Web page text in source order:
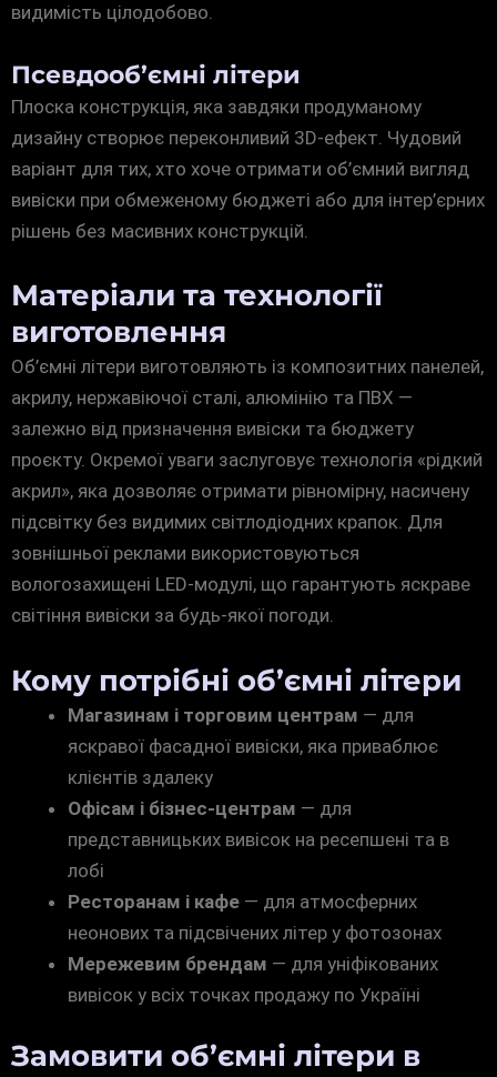
видимість цілодобово.
Псевдооб’ємні літери
Плоска конструкція, яка завдяки продуманому
дизайну створює переконливий 3D-ефект. Чудовий
варіант для тих, хто хоче отримати об’ємний вигляд
вивіски при обмеженому бюджеті або для інтер’єрних
рішень без масивних конструкцій.
Матеріали та технології
виготовлення
Об’ємні літери виготовляють із композитних панелей,
акрилу, нержавіючої сталі, алюмінію та ПВХ —
залежно від призначення вивіски та бюджету
проєкту. Окремої уваги заслуговує технологія «рідкий
акрил», яка дозволяє отримати рівномірну, насичену
підсвітку без видимих світлодіодних крапок. Для
зовнішньої реклами використовуються
вологозахищені LED-модулі, що гарантують яскраве
світіння вивіски за будь-якої погоди.
Кому потрібні об’ємні літери
Магазинам і торговим центрам — для
яскравої фасадної вивіски, яка приваблює
клієнтів здалеку
Офісам і бізнес-центрам — для
представницьких вивісок на ресепшені та в
лобі
Ресторанам і кафе — для атмосферних
неонових та підсвічених літер у фотозонах
Мережевим брендам — для уніфікованих
вивісок у всіх точках продажу по Україні
Замовити об’ємні літери в